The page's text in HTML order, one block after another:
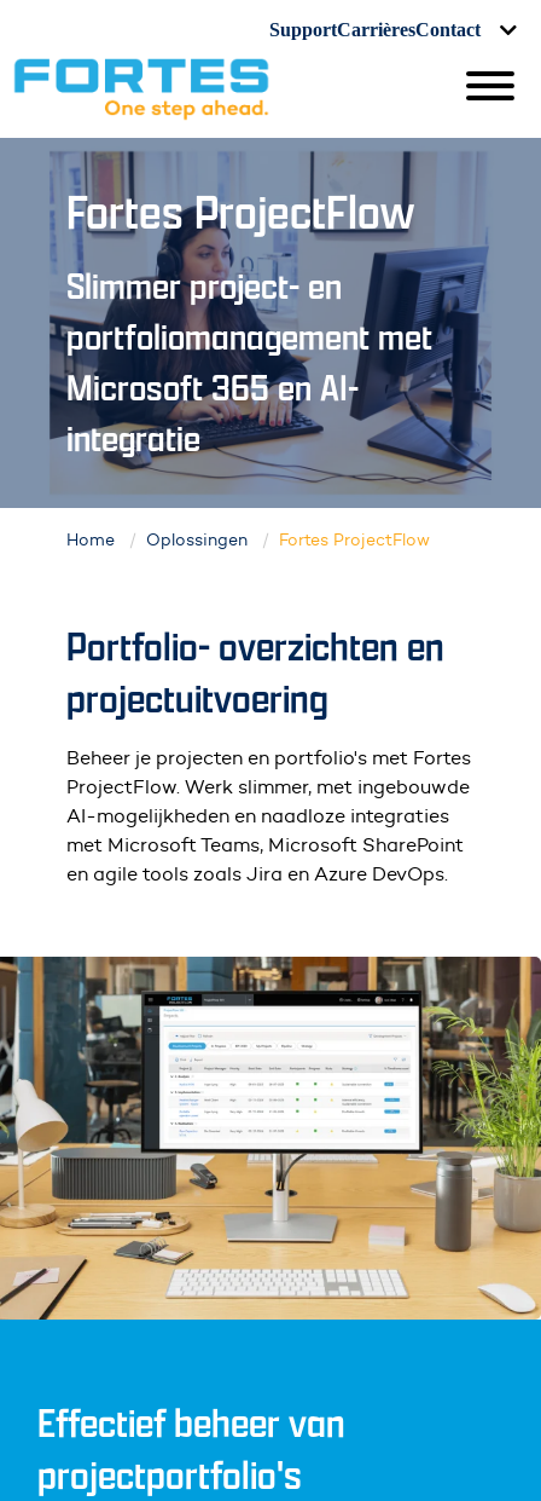
SupportCarrièresContact
Fortes ProjectFlow
Slimmer project- en
portfoliomanagement met
Microsoft 365 en AI-
integratie
Home Oplossingen Fortes ProjectFlow
Portfolio- overzichten en
projectuitvoering
Beheer je projecten en portfolio's met Fortes
ProjectFlow. Werk slimmer, met ingebouwde
AI-mogelijkheden en naadloze integraties
met Microsoft Teams, Microsoft SharePoint
en agile tools zoals Jira en Azure DevOps.
Effectief beheer van
projectportfolio's